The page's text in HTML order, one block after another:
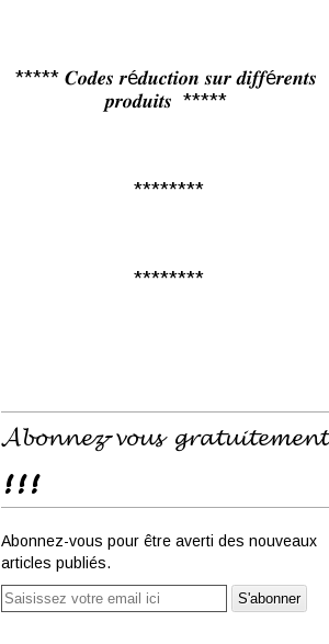
***** 𝑪𝒐𝒅𝒆𝒔 𝒓é𝒅𝒖𝒄𝒕𝒊𝒐𝒏 𝒔𝒖𝒓 𝒅𝒊𝒇𝒇é𝒓𝒆𝒏𝒕𝒔
𝒑𝒓𝒐𝒅𝒖𝒊𝒕𝒔 *****
********
********
𝓐𝓫𝓸𝓷𝓷𝓮𝔃-𝓿𝓸𝓾𝓼 𝓰𝓻𝓪𝓽𝓾𝓲𝓽𝓮𝓶𝓮𝓷𝓽
!!!
Abonnez-vous pour être averti des nouveaux
articles publiés.